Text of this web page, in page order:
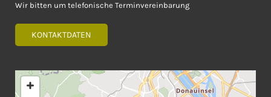
Wir bitten um telefonische Terminvereinbarung
KONTAKTDATEN